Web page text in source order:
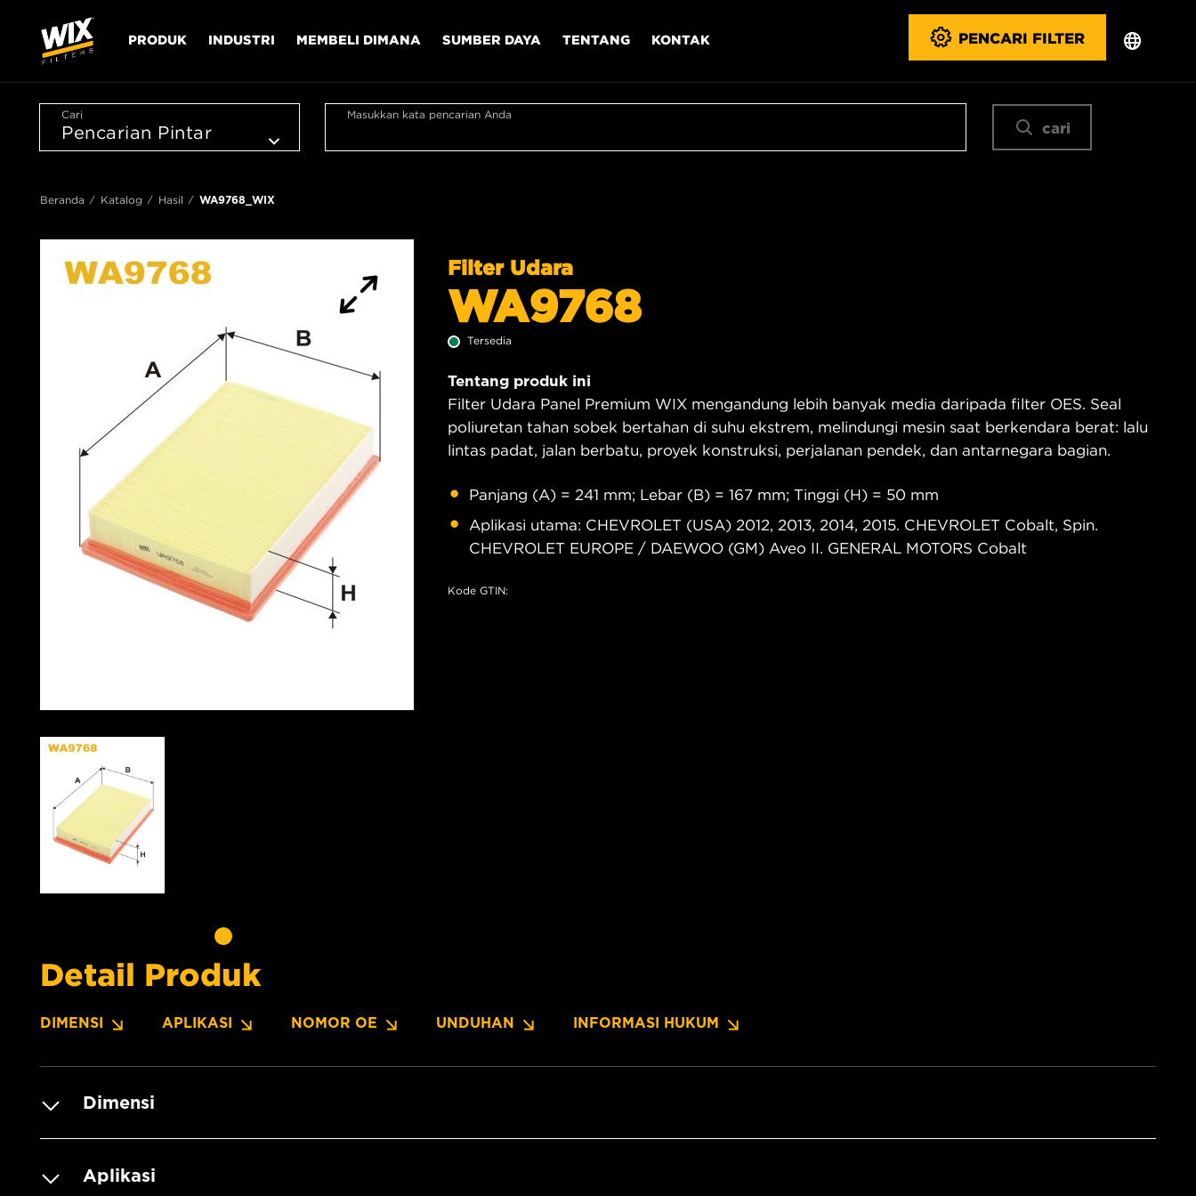
PRODUK INDUSTRI MEMBELI DIMANA SUMBER DAYA TENTANG KONTAK PENCARI FILTER
Cari Masukkan kata pencarian Anda
cari
Beranda Katalog Hasil WA9768_WIX
Filter Udara
WA9768
Tersedia
Tentang produk ini
Filter Udara Panel Premium WIX mengandung lebih banyak media daripada filter OES. Seal
poliuretan tahan sobek bertahan di suhu ekstrem, melindungi mesin saat berkendara berat: lalu
lintas padat, jalan berbatu, proyek konstruksi, perjalanan pendek, dan antarnegara bagian.
Panjang (A) = 241 mm; Lebar (B) = 167 mm; Tinggi (H) = 50 mm
Aplikasi utama: CHEVROLET (USA) 2012, 2013, 2014, 2015. CHEVROLET Cobalt, Spin.
CHEVROLET EUROPE / DAEWOO (GM) Aveo II. GENERAL MOTORS Cobalt
Kode GTIN:
Detail Produk
DIMENSI APLIKASI NOMOR OE UNDUHAN INFORMASI HUKUM
Dimensi
Aplikasi